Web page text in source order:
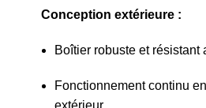
Conception extérieure :
Boîtier robuste et résistant
Fonctionnement continu